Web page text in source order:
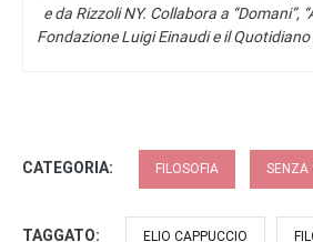
e da Rizzoli NY. Collabora a “Domani”,
Fondazione Luigi Einaudi e il Quotidiano
CATEGORIA: FILOSOFIA SENZA
TAGGATO: ELIO CAPPUCCIO